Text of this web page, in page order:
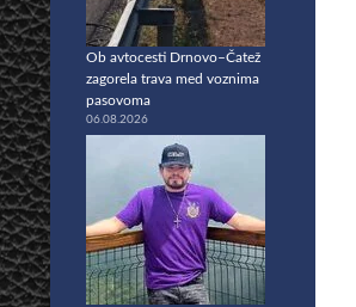
Ob avtocesti Drnovo–Čatež
zagorela trava med voznima
pasovoma
06.08.2026